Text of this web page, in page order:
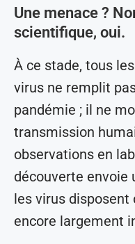
Une menace ?
scientifique, oui.
À ce stade, tous
virus ne remplit
pandémie ; il ne
transmission
observations en
découverte envoie
les virus
encore largement